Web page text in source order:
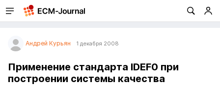
Андрей Курьян 1 декабря 2008
Применение стандарта IDEF0 при
построении системы качества